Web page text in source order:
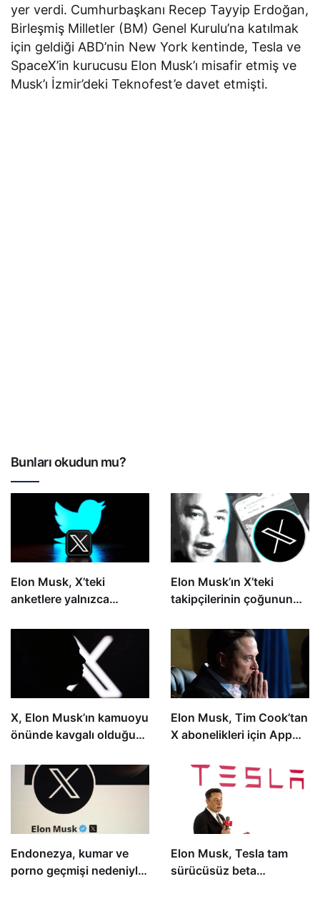
yer verdi. Cumhurbaşkanı Recep Tayyip Erdoğan,
Birleşmiş Milletler (BM) Genel Kurulu’na katılmak
için geldiği ABD’nin New York kentinde, Tesla ve
SpaceX’in kurucusu Elon Musk’ı misafir etmiş ve
Musk’ı İzmir’deki Teknofest’e davet etmişti.
Bunları okudun mu?
Elon Musk, X’teki
anketlere yalnızca
kullanıcıların
katılabileceğini söyledi
Elon Musk’ın X’teki
takipçilerinin çoğunun
X, Elon Musk’ın kamuoyu
önünde kavgalı olduğu
bağlantıları yavaşlatıyor
Elon Musk, Tim Cook’tan
X abonelikleri için App
düşürmesini isteyeceğini
söyledi
Endonezya, kumar ve
porno geçmişi nedeniyle
Elon Musk, Tesla tam
sürücüsüz beta